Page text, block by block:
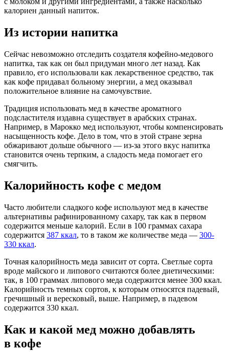
калориен данный напиток.
Из истории напитка
Сейчас невозможно отследить создателя кофейно-медового
напитка, так как он был придуман много лет назад. Как
правило, его использовали как лекарственное средство, так
как кофе придавал больному энергии, а мед оказывал
положительное влияние на самочувствие.
Традиция использовать мед в качестве ароматного
подсластителя издавна существует в арабских странах.
Например, в Марокко мед используют, чтобы компенсировать
насыщенность кофе. Дело в том, что в этой стране зерна
обжаривают дольше обычного — из-за этого вкус напитка
становится очень терпким, а сладость меда помогает его
смягчить.
Калорийность кофе с медом
Часто любители сладкого кофе используют мед в качестве
альтернативы рафинированному сахару, так как в первом
содержится меньше калорий. Если в 100 граммах сахара
содержится 387 ккал, то в таком же количестве меда — 300-
330 ккал.
Точная калорийность меда зависит от сорта. Светлые сорта
вроде майского и липового считаются более диетическими:
так, в 100 граммах липового меда содержится менее 300 ккал.
Калорийность темных сортов, к которым относятся падевый,
гречишный и вересковый, выше. Например, в падевом
содержится 330 ккал.
Как и какой мед можно добавлять
в кофе